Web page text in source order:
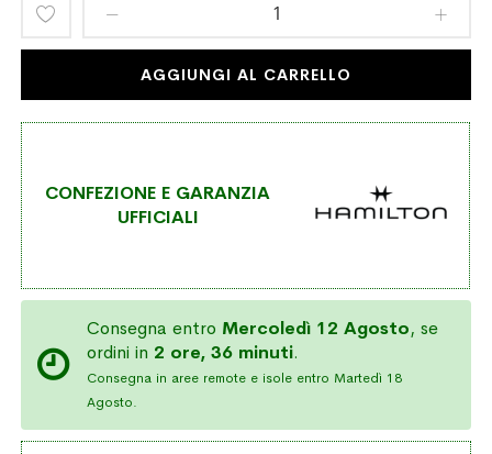
Aggiungi
lista
AGGIUNGI AL CARRELLO
CONFEZIONE E GARANZIA
UFFICIALI
Consegna entro Mercoledì 12 Agosto, se
ordini in 2 ore, 36 minuti.
Consegna in aree remote e isole entro Martedì 18
Agosto.